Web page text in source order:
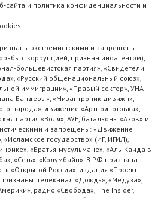
сайта и политика конфиденциальности и
экстремистскими и запрещены
с коррупцией, признан иноагентом),
большевистская партия», «Свидетели
«Русский общенациональный союз»,
иммиграции», «Правый сектор», УНА-
Бандеры», «Мизантропик дивижн»,
народа», движение «Артподготовка»,
партия «Воля», АУЕ, батальоны «Азов» и
и запрещены: «Движение
«Исламское государство» (ИГ, ИГИЛ),
«Братья-мусульмане», «Аль-Каида в
«Сеть», «Колумбайн». В РФ признана
«Открытой России», издания «Проект
телеканал «Дождь», «Медуза»,
радио «Свобода», The Insider,